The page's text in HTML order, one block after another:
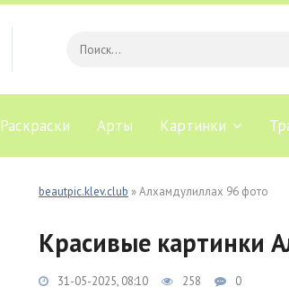
Раскраски Арты Картинки
beautpic.klev.club » Алхамдулиллах 96 фото
Красивые картинки
31-05-2025, 08:10 258 0